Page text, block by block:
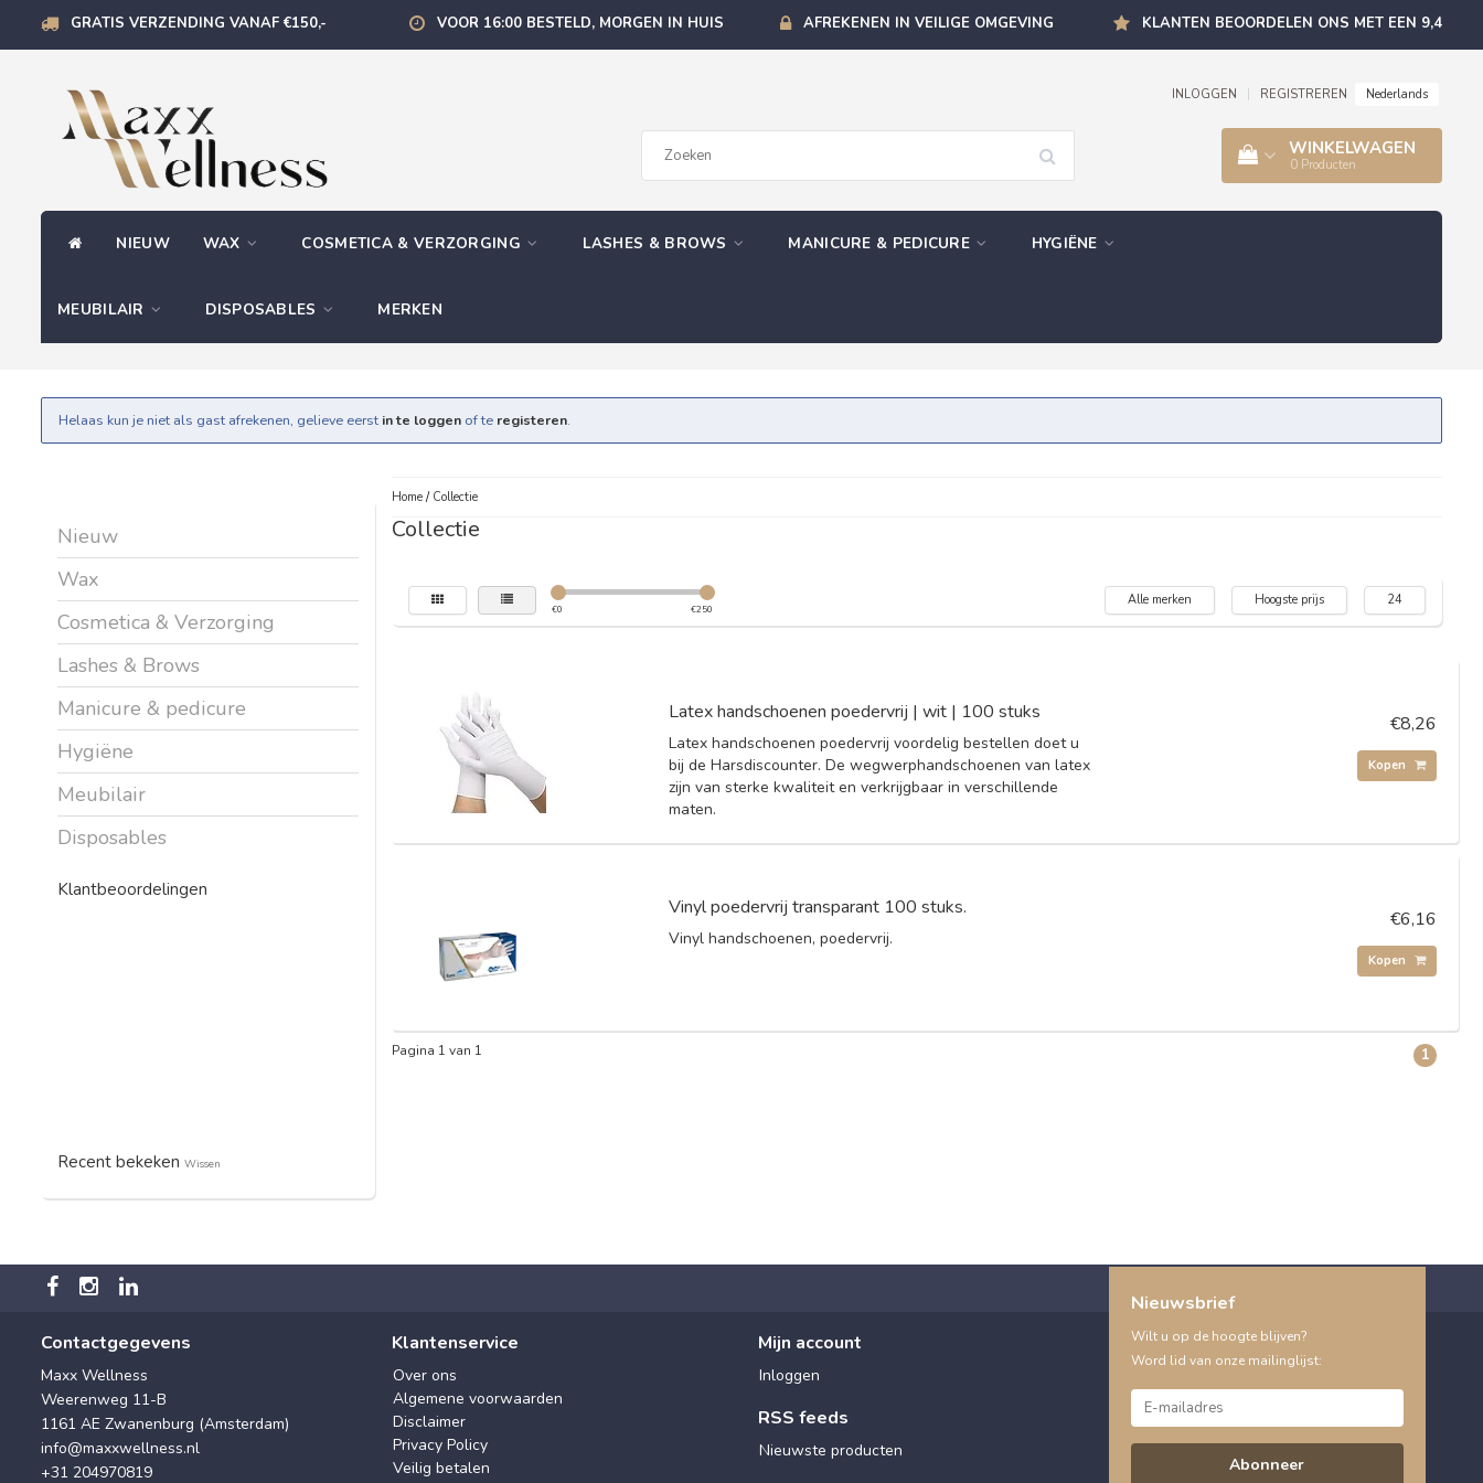
GRATIS VERZENDING VANAF €150,- VOOR 16:00 BESTELD, MORGEN IN HUIS AFREKENEN IN VEILIGE OMGEVING KLANTEN BEOORDELEN ONS MET EEN 9,4
INLOGGEN REGISTREREN Nederlands
WINKELWAGEN
0 Producten
NIEUW WAX COSMETICA & VERZORGING LASHES & BROWS MANICURE & PEDICURE HYGIËNE
MEUBILAIR DISPOSABLES MERKEN
Helaas kun je niet als gast afrekenen, gelieve eerst in te loggen of te registeren.
Nieuw
Wax
Cosmetica & Verzorging
Lashes & Brows
Manicure & pedicure
Hygiëne
Meubilair
Disposables
Klantbeoordelingen
Recent bekeken Wissen
Home/ Collectie
Collectie
€0 €250
Alle merken Hoogste prijs 24
Latex handschoenen poedervrij | wit | 100 stuks
Latex handschoenen poedervrij voordelig bestellen doet u
bij de Harsdiscounter. De wegwerphandschoenen van latex
zijn van sterke kwaliteit en verkrijgbaar in verschillende
maten.
€8,26
Kopen
Vinyl poedervrij transparant 100 stuks.
Vinyl handschoenen, poedervrij.
€6,16
Kopen
Pagina 1 van 1 1
Contactgegevens
Maxx Wellness
Weerenweg 11-B
1161 AE Zwanenburg (Amsterdam)
info@maxxwellness.nl
+31 204970819
Klantenservice
Over ons
Algemene voorwaarden
Disclaimer
Privacy Policy
Veilig betalen
Mijn account
Inloggen
RSS feeds
Nieuwste producten
Nieuwsbrief
Wilt u op de hoogte blijven?
Word lid van onze mailinglijst:
Abonneer